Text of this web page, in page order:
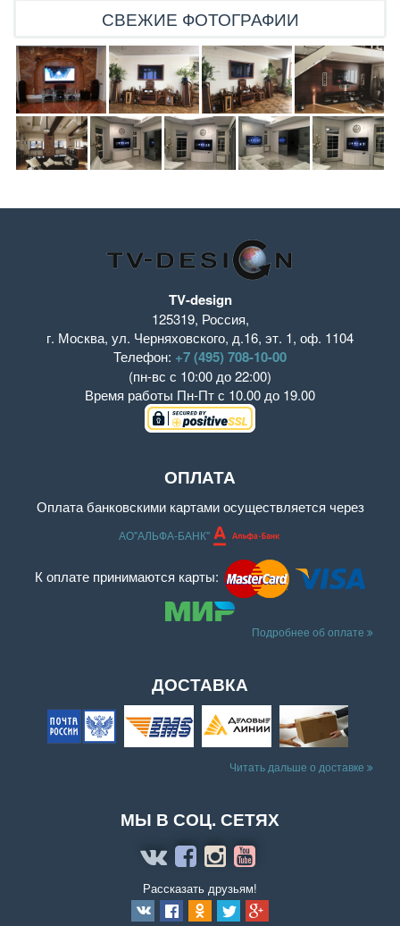
СВЕЖИЕ ФОТОГРАФИИ
TV-design
125319, Россия,
г. Москва, ул. Черняховского, д.16, эт. 1, оф. 1104
Телефон: +7 (495) 708-10-00
(пн-вс с 10:00 до 22:00)
Время работы Пн-Пт с 10.00 до 19.00
ОПЛАТА
Оплата банковскими картами осуществляется через
АО"АЛЬФА-БАНК"
К оплате принимаются карты:
Подробнее об оплате
ДОСТАВКА
Читать дальше о доставке
МЫ В СОЦ. СЕТЯХ
Рассказать друзьям!